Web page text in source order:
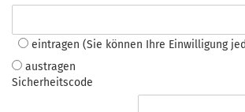
eintragen (Sie können Ihre Einwilligung
austragen
Sicherheitscode